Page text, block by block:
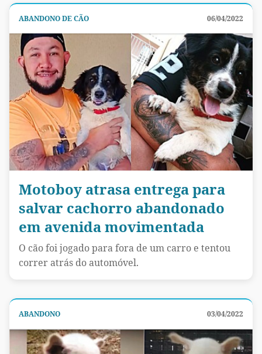
ABANDONO DE CÃO 06/04/2022
Motoboy atrasa entrega para
salvar cachorro abandonado
em avenida movimentada
O cão foi jogado para fora de um carro e tentou
correr atrás do automóvel.
ABANDONO 03/04/2022